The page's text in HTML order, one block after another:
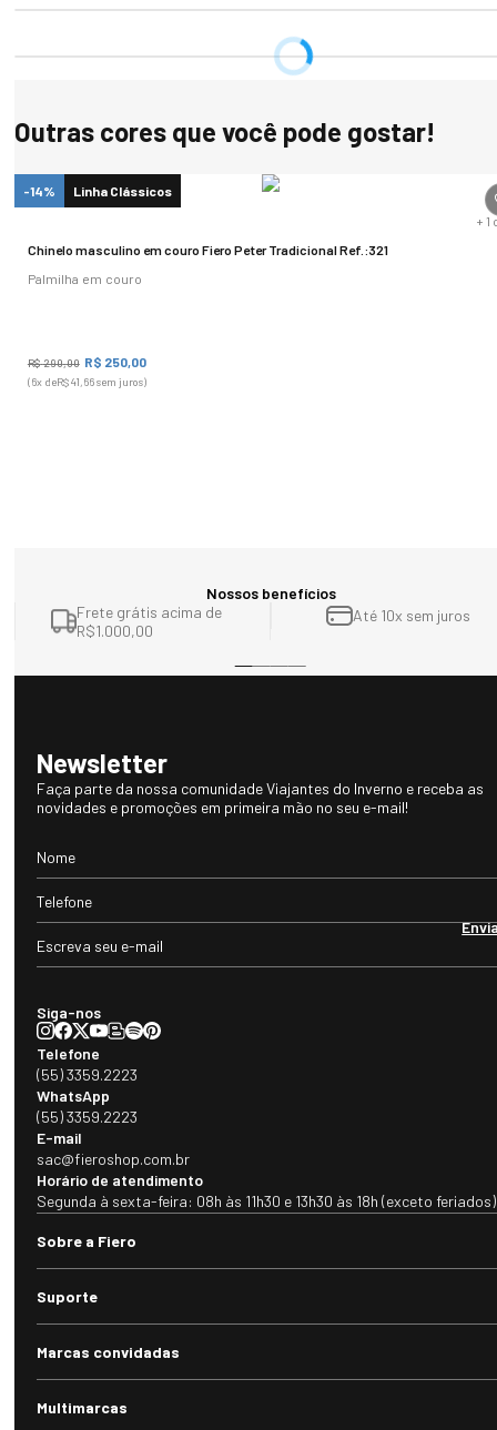
medalha de ouro da LWG, o que demonstra o compromisso com
processos inteligentes que envolvem a sustentabilidade, inovação e
tecnologia.
Outras cores que você pode gostar!
-14%
Linha Clássicos
+ 1
Chinelo masculino em couro Fiero Peter Tradicional Ref.:321
Palmilha em couro
R$290,00 R$ 250, 00
(6x deR$41,66sem juros)
Nossos benefícios
Frete grátis acima de
R$1.000,00
Até 10x sem juros
Newsletter
Faça parte da nossa comunidade Viajantes do Inverno e receba as
novidades e promoções em primeira mão no seu e-mail!
Siga-nos
Telefone
(55) 3359.2223
WhatsApp
(55) 3359.2223
E-mail
sac@fieroshop.com.br
Horário de atendimento
Segunda à sexta-feira: 08h às 11h30 e 13h30 às 18h (exceto feriados)
Sobre a Fiero
Suporte
Marcas convidadas
Multimarcas